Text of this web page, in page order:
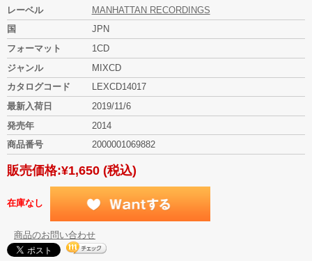
レーベル
MANHATTAN RECORDINGS
国
JPN
フォーマット
1CD
ジャンル
MIXCD
カタログコード
LEXCD14017
最新入荷日
2019/11/6
発売年
2014
商品番号
2000001069882
販売価格:¥1,650 (税込)
在庫なし
商品のお問い合わせ